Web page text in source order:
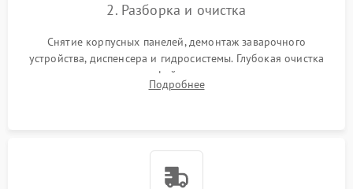
2. Разборка и очистка
Снятие корпусных панелей, демонтаж заварочного
устройства, диспенсера и гидросистемы. Глубокая очистка
внутренних узлов от кофейных масел, жмыха и накипи.
Промывка дренажных каналов и фильтров с использованием
Подробнее